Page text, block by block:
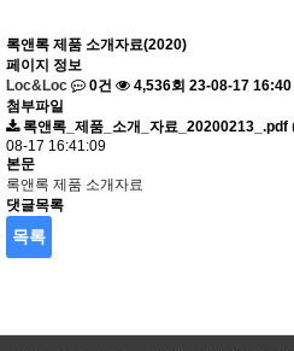
록앤록 제품 소개자료(2020)
페이지 정보
Loc&Loc
0건 4,536회 23-08-17 16:40
첨부파일
록앤록_제품_소개_자료_20200213_.pdf
08-17 16:41:09
본문
록앤록 제품 소개자료
댓글목록
목록